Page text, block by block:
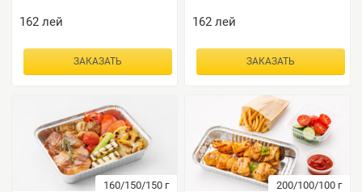
162лей
ЗАКАЗАТЬ
162лей
ЗАКАЗАТЬ
160/150/150 г 200/100/100 г